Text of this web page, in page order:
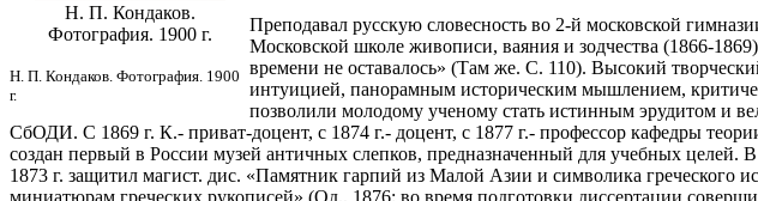
Н. П. Кондаков.
Фотография. 1900 г.
Н. П. Кондаков. Фотография. 1900
г.
Преподавал русскую словесность во 2-й московской
Московской школе живописи, ваяния и зодчества (1866-
времени не оставалось» (Там же. С. 110). Высокий
интуицией, панорамным историческим мышлением,
позволили молодому ученому стать истинным эрудитом и
СбОДИ. С 1869 г. К.- приват-доцент, с 1874 г.- доцент, с 1877 г.- профессор кафедры
создан первый в России музей античных слепков, предназначенный для учебных целей.
1873 г. защитил магист. дис. «Памятник гарпий из Малой Азии и символика греческого
миниатюрам греческих рукописей» (Од., 1876; во время подготовки диссертации